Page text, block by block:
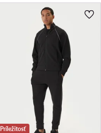
Príležitosť